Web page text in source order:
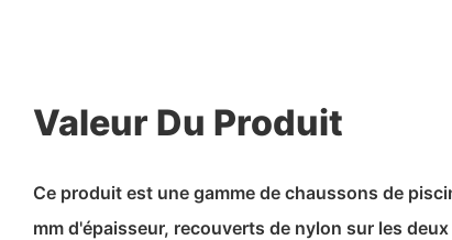
Valeur Du Produit
Ce produit est une gamme de chaussons de
mm d'épaisseur, recouverts de nylon sur les